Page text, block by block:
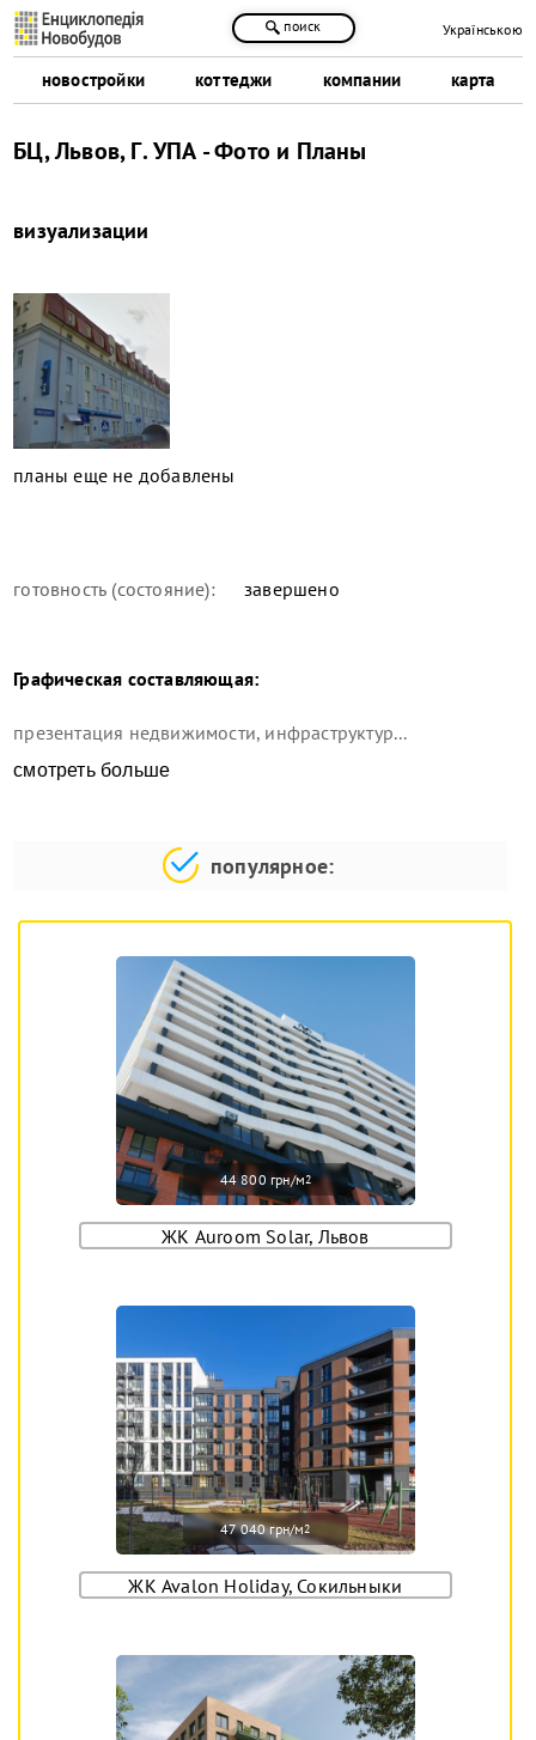
новостройки коттеджи компании карта
поиск Українською
БЦ, Львов, Г. УПА - Фото и Планы
визуализации
планы еще не добавлены
готовность (состояние): завершено
Графическая составляющая:
презентация недвижимости, инфраструктур...
смотреть больше
популярное:
44 800 грн/м2
ЖК Auroom Solar, Львов
47 040 грн/м2
ЖК Avalon Holiday, Сокильныки